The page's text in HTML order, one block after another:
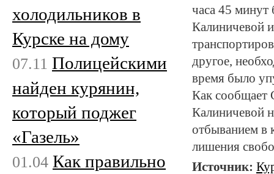
часа 45 минут
Калиничевой
другое,
время было
Как сообщает
Калиничевой
отбыванием в
лишения
Источник:
холодильников в
Курске на дому
07.11 Полицейскими
найден курянин,
который поджег
«Газель»
01.04 Как правильно